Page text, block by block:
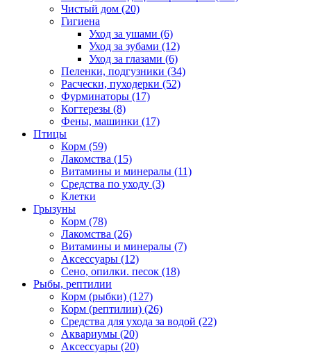
Чистый дом (20)
Гигиена
Уход за ушами (6)
Уход за зубами (12)
Уход за глазами (6)
Пеленки, подгузники (34)
Расчески, пуходерки (52)
Фурминаторы (17)
Когтерезы (8)
Фены, машинки (17)
Птицы
Корм (59)
Лакомства (15)
Витамины и минералы (11)
Средства по уходу (3)
Клетки
Грызуны
Корм (78)
Лакомства (26)
Витамины и минералы (7)
Аксессуары (12)
Сено, опилки. песок (18)
Рыбы, рептилии
Корм (рыбки) (127)
Корм (рептилии) (26)
Средства для ухода за водой (22)
Аквариумы (20)
Аксессуары (20)